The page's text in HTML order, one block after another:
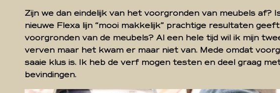
Zijn we dan eindelijk van het voorgronden van meubels af?
nieuwe Flexa lijn “mooi makkelijk” prachtige resultaten
voorgronden van de meubels? Al een hele tijd wil ik mijn
verven maar het kwam er maar niet van. Mede omdat
saaie klus is. Ik heb de verf mogen testen en deel graag
bevindingen.